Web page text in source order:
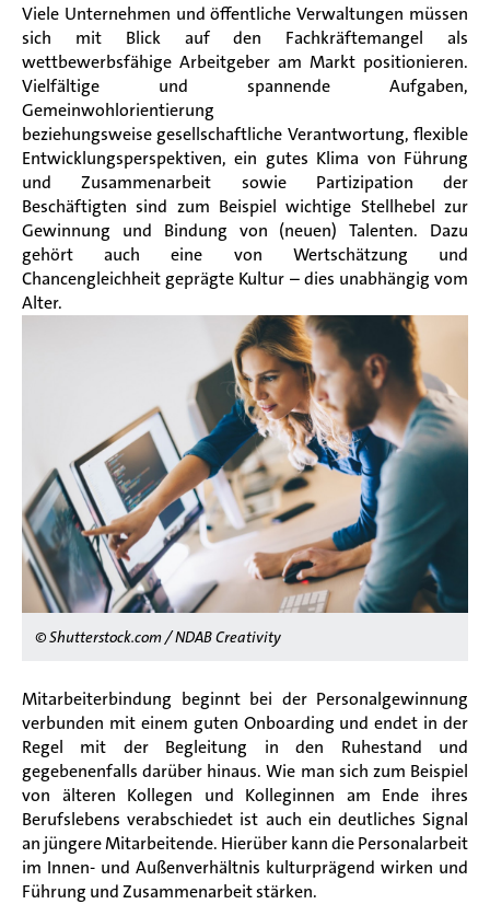
Viele Unternehmen und öffentliche Verwaltungen müssen
sich mit Blick auf den Fachkräftemangel als
wettbewerbsfähige Arbeitgeber am Markt positionieren.
Vielfältige und spannende Aufgaben,
Gemeinwohlorientierung
beziehungsweise gesellschaftliche Verantwortung, flexible
Entwicklungsperspektiven, ein gutes Klima von Führung
und Zusammenarbeit sowie Partizipation der
Beschäftigten sind zum Beispiel wichtige Stellhebel zur
Gewinnung und Bindung von (neuen) Talenten. Dazu
gehörtauch eine von Wertschätzung und
Chancengleichheit geprägte Kultur – dies unabhängig vom
Alter.
© Shutterstock.com / NDAB Creativity
Mitarbeiterbindung beginnt bei der Personalgewinnung
verbunden mit einem guten Onboarding und endet in der
Regel mit der Begleitung in den Ruhestand und
gegebenenfalls darüber hinaus. Wie man sich zum Beispiel
von älteren Kollegen und Kolleginnen am Ende ihres
Berufslebens verabschiedet ist auch ein deutliches Signal
an jüngere Mitarbeitende. Hierüber kann die Personalarbeit
im Innen- und Außenverhältnis kulturprägend wirken und
Führung und Zusammenarbeit stärken.